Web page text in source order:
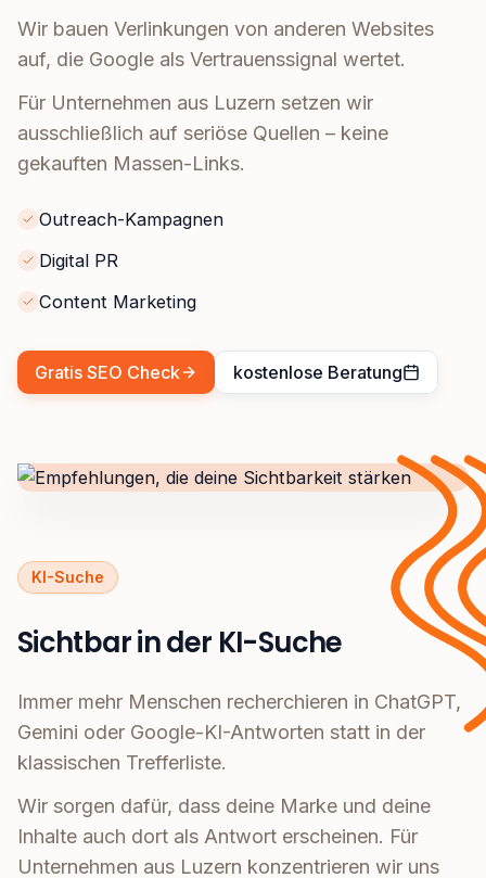
Wir bauen Verlinkungen von anderen Websites
auf, die Google als Vertrauenssignal wertet.
Für Unternehmen aus Luzern setzen wir
ausschließlich auf seriöse Quellen – keine
gekauften Massen-Links.
Outreach-Kampagnen
Digital PR
Content Marketing
Gratis SEO Check kostenlose Beratung
KI-Suche
Sichtbar in der KI-Suche
Immer mehr Menschen recherchieren in ChatGPT,
Gemini oder Google-KI-Antworten statt in der
klassischen Trefferliste.
Wir sorgen dafür, dass deine Marke und deine
Inhalte auch dort als Antwort erscheinen. Für
Unternehmen aus Luzern konzentrieren wir uns